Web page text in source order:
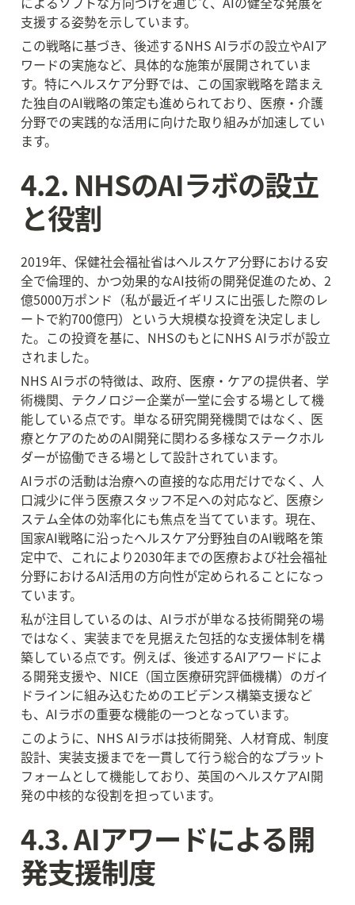
支援する姿勢を示しています。
この戦略に基づき、後述するNHS AIラボの設立やAIア
ワードの実施など、具体的な施策が展開されていま
す。特にヘルスケア分野では、この国家戦略を踏まえ
た独自のAI戦略の策定も進められており、医療・介護
分野での実践的な活用に向けた取り組みが加速してい
ます。
4.2. NHSのAIラボの設立
と役割
2019年、保健社会福祉省はヘルスケア分野における安
全で倫理的、かつ効果的なAI技術の開発促進のため、2
億5000万ポンド（私が最近イギリスに出張した際のレ
ートで約700億円）という大規模な投資を決定しまし
た。この投資を基に、NHSのもとにNHS AIラボが設立
されました。
NHS AIラボの特徴は、政府、医療・ケアの提供者、学
術機関、テクノロジー企業が一堂に会する場として機
能している点です。単なる研究開発機関ではなく、医
療とケアのためのAI開発に関わる多様なステークホル
ダーが協働できる場として設計されています。
AIラボの活動は治療への直接的な応用だけでなく、人
口減少に伴う医療スタッフ不足への対応など、医療シ
ステム全体の効率化にも焦点を当てています。現在、
国家AI戦略に沿ったヘルスケア分野独自のAI戦略を策
定中で、これにより2030年までの医療および社会福祉
分野におけるAI活用の方向性が定められることになっ
ています。
私が注目しているのは、AIラボが単なる技術開発の場
ではなく、実装までを見据えた包括的な支援体制を構
築している点です。例えば、後述するAIアワードによ
る開発支援や、NICE（国立医療研究評価機構）のガイ
ドラインに組み込むためのエビデンス構築支援など
も、AIラボの重要な機能の一つとなっています。
このように、NHS AIラボは技術開発、人材育成、制度
設計、実装支援までを一貫して行う総合的なプラット
フォームとして機能しており、英国のヘルスケアAI開
発の中核的な役割を担っています。
4.3. AIアワードによる開
発支援制度